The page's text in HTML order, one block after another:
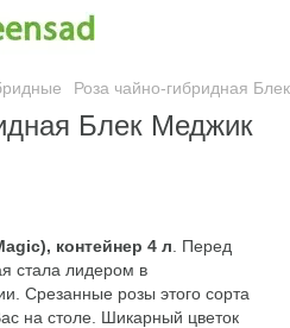
Роза чайно-гибридная
Блек Меджик
контейнер 4 л . Перед
стала лидером в
Срезанные розы этого сорта
на столе. Шикарный цветок